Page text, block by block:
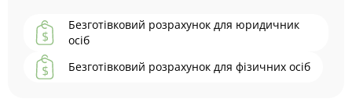
Безготівковий розрахунок для юридичник
осіб
Безготівковий розрахунок для фізичних осіб